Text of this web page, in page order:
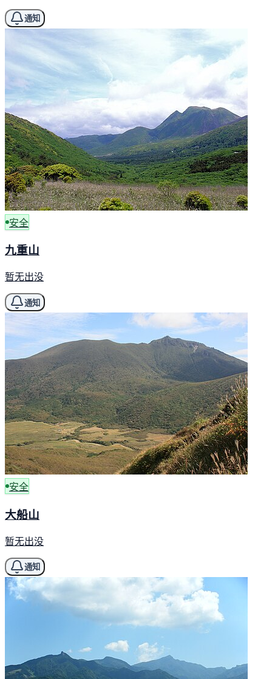
通知
安全
九重山
暂无出没
通知
安全
大船山
暂无出没
通知